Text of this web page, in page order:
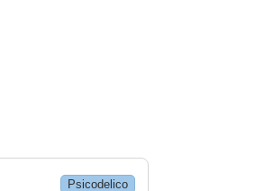
Psicodelico